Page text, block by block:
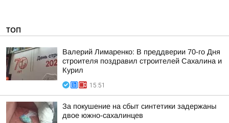
ТОП
Валерий Лимаренко: В преддверии 70-го Дня
строителя поздравил строителей Сахалина и
Курил
15:51
За покушение на сбыт синтетики задержаны
двое южно-сахалинцев